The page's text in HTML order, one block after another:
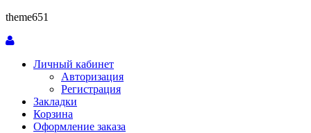
theme651
Личный кабинет
Авторизация
Регистрация
Закладки
Корзина
Оформление заказа